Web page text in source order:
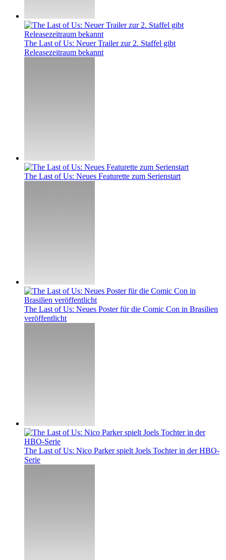
The Last of Us: Neuer Trailer zur 2. Staffel gibt
Releasezeitraum bekannt
The Last of Us: Neues Featurette zum Serienstart
The Last of Us: Neues Poster für die Comic Con in Brasilien
veröffentlicht
The Last of Us: Nico Parker spielt Joels Tochter in der HBO-
Serie